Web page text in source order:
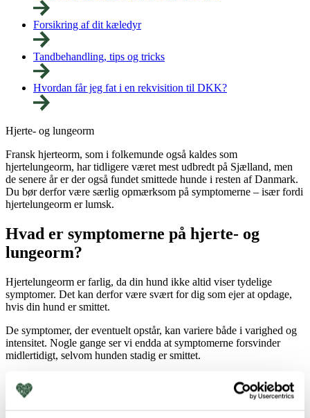
Forsikring af dit kæledyr
Tandbehandling, tips og tricks
Hvordan får jeg fat i en rekvisition til DKK?
Hjerte- og lungeorm
Fransk hjerteorm, som i folkemunde også kaldes som
hjertelungeorm, har tidligere været mest udbredt på Sjælland, men
de senere år er der også fundet smittede hunde i resten af Danmark.
Du bør derfor være særlig opmærksom på symptomerne – især fordi
hjertelungeorm er lumsk.
Hvad er symptomerne på hjerte- og
lungeorm?
Hjertelungeorm er farlig, da din hund ikke altid viser tydelige
symptomer. Det kan derfor være svært for dig som ejer at opdage,
hvis din hund er smittet.
De symptomer, der eventuelt opstår, kan variere både i varighed og
intensitet. Nogle gange ser vi endda at symptomerne forsvinder
midlertidigt, selvom hunden stadig er smittet.
Af den grund anbefaler vi, at din hund testes for hjertelungeorm to
gange om året, især hvis I opholder jer i områder med høj
smitterisiko (hvor mange hunde kommer eller mange hunde er